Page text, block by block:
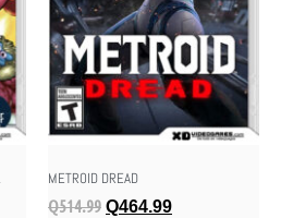
METROID DREAD
Q514.99 Q464.99